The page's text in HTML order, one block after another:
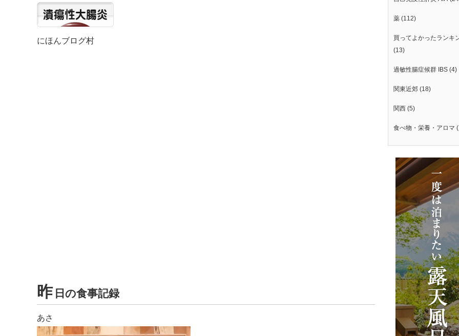
にほんブログ村
昨 日の食事記録
あさ
薬 (112)
買ってよかったランキ
(13)
過敏性腸症候群 IBS (4)
関東近郊 (18)
関西 (5)
食べ物・栄養・アロマ